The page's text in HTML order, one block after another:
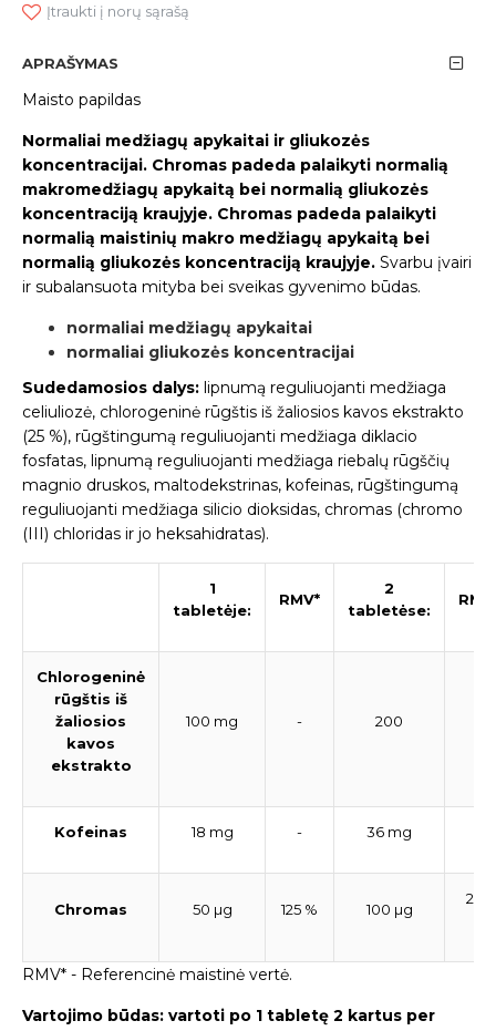
Įtraukti į norų sąrašą
APRAŠYMAS
Maisto papildas
Normaliai medžiagų apykaitai ir gliukozės
koncentracijai. Chromas padeda palaikyti normalią
makromedžiagų apykaitą bei normalią gliukozės
koncentraciją kraujyje. Chromas padeda palaikyti
normalią maistinių makro medžiagų apykaitą bei
normalią gliukozės koncentraciją kraujyje. Svarbu įvairi
ir subalansuota mityba bei sveikas gyvenimo būdas.
normaliai medžiagų apykaitai
normaliai gliukozės koncentracijai
Sudedamosios dalys: lipnumą reguliuojanti medžiaga
celiuliozė, chlorogeninė rūgštis iš žaliosios kavos ekstrakto
(25 %), rūgštingumą reguliuojanti medžiaga diklacio
fosfatas, lipnumą reguliuojanti medžiaga riebalų rūgščių
magnio druskos, maltodekstrinas, kofeinas, rūgštingumą
reguliuojanti medžiaga silicio dioksidas, chromas (chromo
(III) chloridas ir jo heksahidratas).
1
tabletėje:
RMV*
2
tabletėse:
Chlorogeninė
rūgštis iš
žaliosios
kavos
ekstrakto
100 mg - 200
Kofeinas 18 mg - 36 mg
Chromas 50 µg 125 % 100 µg
250
RMV* - Referencinė maistinė vertė.
Vartojimo būdas: vartoti po 1 tabletę 2 kartus per